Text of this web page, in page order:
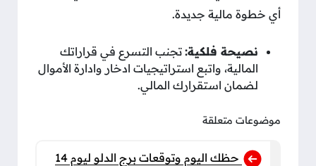
أي خطوة مالية جديدة.
نصيحة فلكية: تجنب التسرع في قراراتك
المالية، واتبع استراتيجيات ادخار وادارة الأموال
لضمان استقرارك المالي.
موضوعات متعلقة
حظك اليوم وتوقعات برج الدلو ليوم 14